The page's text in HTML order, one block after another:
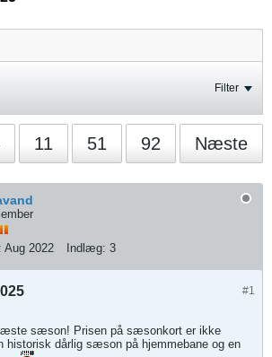
Filter
11 51 92 Næste
Aug 2022 Indlæg: 3
#1
sæson! Prisen på sæsonkort er ikke
historisk dårlig sæson på hjemmebane og en